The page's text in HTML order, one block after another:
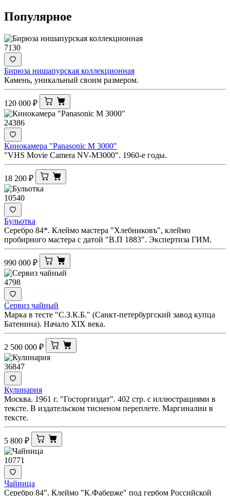
Популярное
7130
Бирюза нишапурская коллекционная
Камень, уникальный своим размером.
120 000 ₽
24386
Кинокамера "Panasonic M 3000"
"VHS Movie Camera NV-M3000". 1960-е годы.
18 200 ₽
10540
Бульотка
Серебро 84*. Клеймо мастера "Хлебниковъ", клеймо
пробирного мастера с датой "В.П 1883". Экспертиза ГИМ.
990 000 ₽
4798
Сервиз чайный
Марка в тесте "С.З.К.Б." (Санкт-петербургский завод купца
Батенина). Начало XIX века.
2 500 000 ₽
36847
Кулинария
Москва. 1961 г. "Госторгиздат". 402 стр. с иллюстрациями в
тексте. В издательском тисненом переплете. Маргиналии в
тексте.
5 800 ₽
10771
Чайница
Серебро 84". Клеймо "К.Фаберже" под гербом Российской